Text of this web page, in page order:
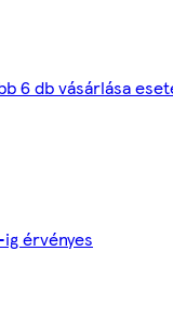
6 db vásárlása
érvényes